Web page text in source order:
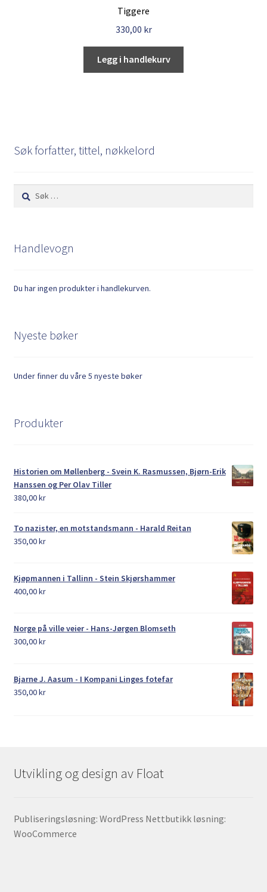
Tiggere
330,00 kr
Legg i handlekurv
Søk forfatter, tittel, nøkkelord
Søk
etter:
Handlevogn
Du har ingen produkter i handlekurven.
Nyeste bøker
Under finner du våre 5 nyeste bøker
Produkter
Historien om Møllenberg - Svein K. Rasmussen, Bjørn-Erik
Hanssen og Per Olav Tiller
380,00kr
To nazister, en motstandsmann - Harald Reitan
350,00kr
Kjøpmannen i Tallinn - Stein Skjørshammer
400,00kr
Norge på ville veier - Hans-Jørgen Blomseth
300,00kr
Bjarne J. Aasum - I Kompani Linges fotefar
350,00kr
Utvikling og design av Float
Publiseringsløsning: WordPress Nettbutikk løsning:
WooCommerce